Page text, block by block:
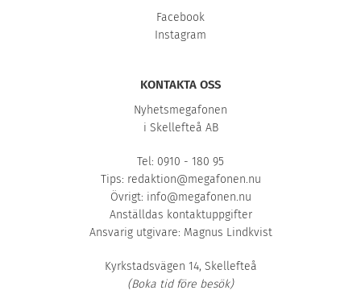
Facebook
Instagram
KONTAKTA OSS
Nyhetsmegafonen
i Skellefteå AB
Tel: 0910 - 180 95
Tips: redaktion@megafonen.nu
Övrigt: info@megafonen.nu
Anställdas kontaktuppgifter
Ansvarig utgivare: Magnus Lindkvist
Kyrkstadsvägen 14, Skellefteå
(Boka tid före besök)